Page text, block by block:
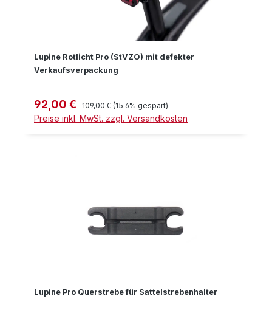
Lupine Rotlicht Pro (StVZO) mit defekter
Verkaufsverpackung
Verkaufspreis:
92,00 € Regulärer Preis:
109,00 € (15.6% gespart)
Preise inkl. MwSt. zzgl. Versandkosten
Lupine Pro Querstrebe für Sattelstrebenhalter